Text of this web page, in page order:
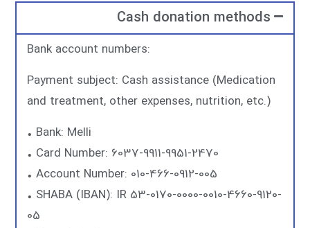
Cash donation methods
Bank account numbers:
Payment subject: Cash assistance (Medication
and treatment, other expenses, nutrition, etc.)
• Bank: Melli
• Card Number: 6037-9911-9951-2470
• Account Number: 010-466-0912-005
• SHABA (IBAN): IR 53-0170-0000-0010-4660-9120-
05